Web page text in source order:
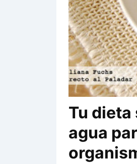
Tu
agua